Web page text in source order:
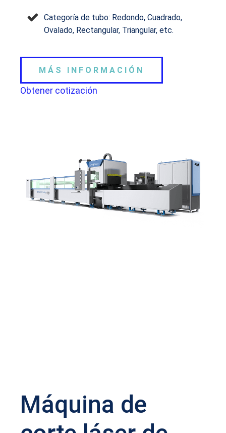
Categoría de tubo: Redondo, Cuadrado,
Ovalado, Rectangular, Triangular, etc.
MÁS INFORMACIÓN
Obtener cotización
Máquina de